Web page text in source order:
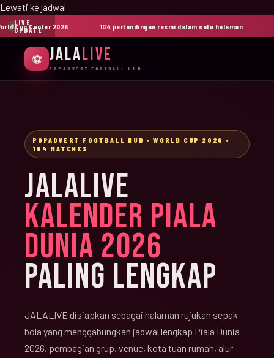
Lewati ke jadwal
LIVE
UPDATE
Cup Center 2026 104 pertandingan resmi dalam satu halaman
⚽ JALALIVE
POPADVERT FOOTBALL HUB
POPADVERT FOOTBALL HUB • WORLD CUP 2026 •
104 MATCHES
JALALIVE
KALENDER PIALA
DUNIA 2026
PALING LENGKAP
JALALIVE disiapkan sebagai halaman rujukan sepak
bola yang menggabungkan jadwal lengkap Piala Dunia
2026, pembagian grup, venue, kota tuan rumah, alur